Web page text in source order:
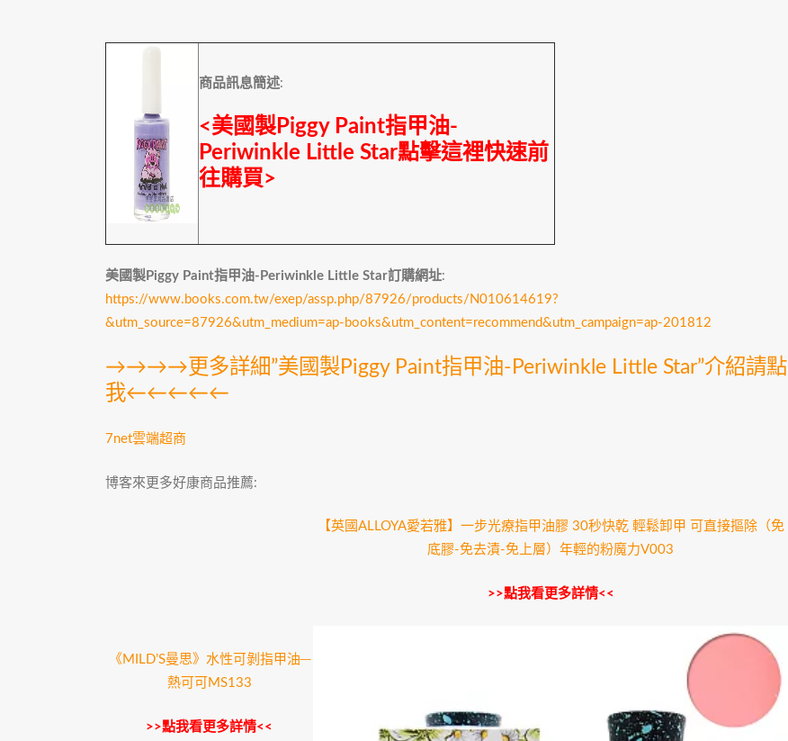
商品訊息簡述:
<美國製Piggy Paint指甲油-
Periwinkle Little Star點擊這裡快速前
往購買>
美國製Piggy Paint指甲油-Periwinkle Little Star訂購網址:
https://www.books.com.tw/exep/assp.php/87926/products/N010614619?
&utm_source=87926&utm_medium=ap-books&utm_content=recommend&utm_campaign=ap-201812
→→→→更多詳細”美國製Piggy Paint指甲油-Periwinkle Little Star”介紹請點
我←←←←←
7net雲端超商
博客來更多好康商品推薦:
《MILD’S曼思》水性可剝指甲油─
熱可可MS133
>>點我看更多詳情<<
【英國ALLOYA愛若雅】一步光療指甲油膠 30秒快乾 輕鬆卸甲 可直接摳除（免
底膠-免去漬-免上層）年輕的粉魔力V003
>>點我看更多詳情<<